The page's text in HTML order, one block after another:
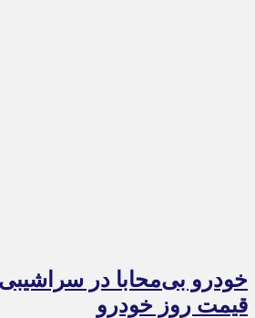
خودرو بی‌محابا در
قیمت روز خودرو